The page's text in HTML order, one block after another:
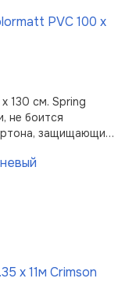
PVC 100 x
130 см. Spring
не боится
защищающий
x 11м Crimson